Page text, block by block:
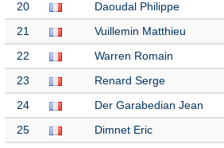
20 Daoudal Philippe
21 Vuillemin Matthieu
22 Warren Romain
23 Renard Serge
24 Der Garabedian Jean
25 Dimnet Eric